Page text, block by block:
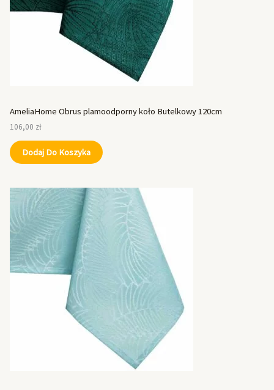
AmeliaHome Obrus plamoodporny koło Butelkowy 120cm
106,00 zł
Dodaj Do Koszyka